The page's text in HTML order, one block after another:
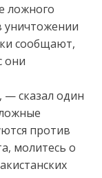
ложного
уничтожении
сообщают,
они
— сказал один
против
молитесь о